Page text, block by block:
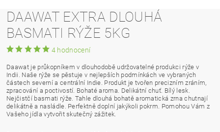
DAAWAT EXTRA DLOUHÁ
BASMATI RÝŽE 5KG
4 hodnocení
Daawat je průkopníkem v dlouhodobě udržovatelné produkci rýže v
Indii. Naše rýže se pěstuje v nejlepších podmínkách ve vybraných
částech severní a centrální Indie. Produkt je tvořen precizním zráním,
zpracování a poctivostí. Bohaté aroma. Delikátní chuť. Bílý lesk.
Nejčistčí basmati rýže. Tahle dlouhá bohatě aromatická zrna chutnají
delikátně a nasládle. Perfektně doplní jakýkoli pokrm. Pomohou Vám z
Vašeho jídla vytvořit skutečný zážitek.